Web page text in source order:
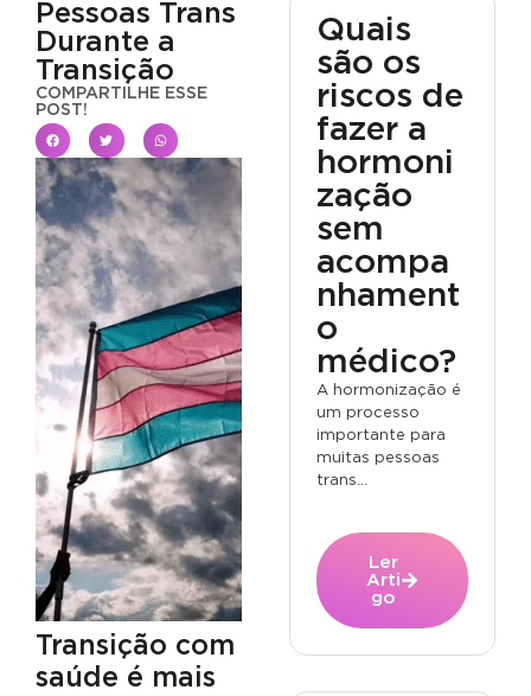
Pessoas Trans
Durante a
Transição
COMPARTILHE ESSE
POST!
Transição com
saúde é mais
Quais
são os
riscos de
fazer a
hormoni
zação
sem
acompa
nhament
o
médico?
A hormonização é
um processo
importante para
muitas pessoas
trans...
Ler
Arti
go